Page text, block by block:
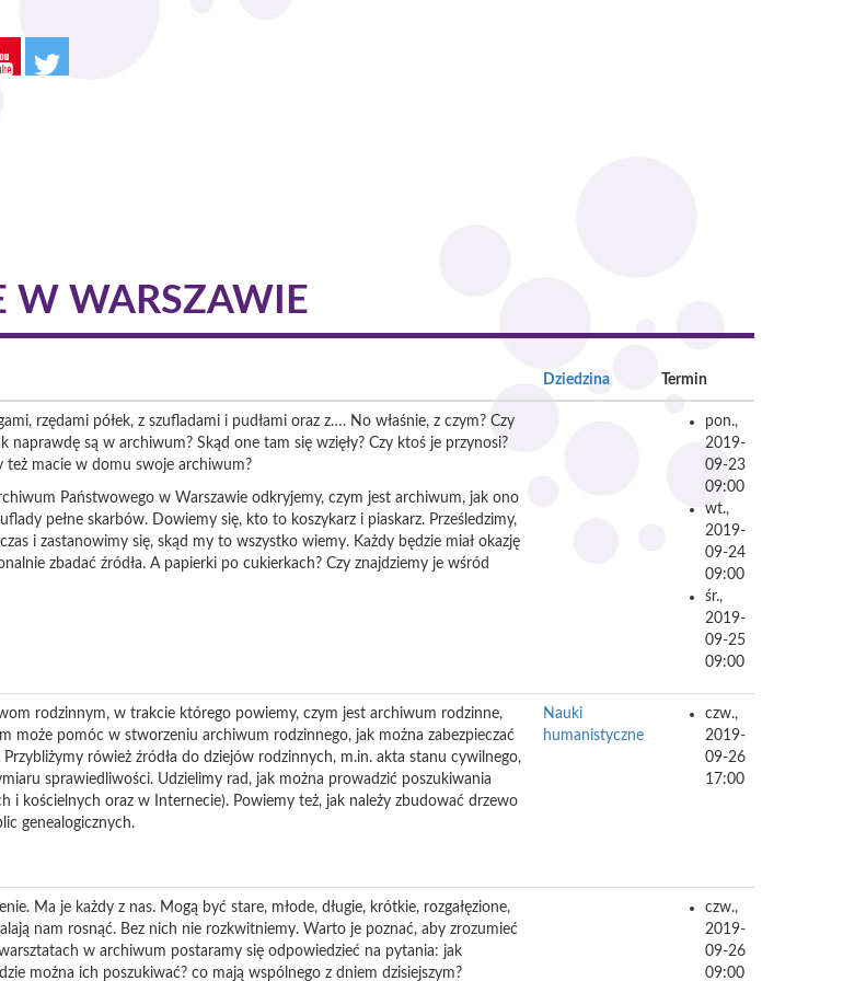
W WARSZAWIE
Dziedzina Termin
rzędami półek, z szufladami i pudłami oraz z…. No właśnie, z czym? Czy
naprawdę są w archiwum? Skąd one tam się wzięły? Czy ktoś je przynosi?
też macie w domu swoje archiwum?
Państwowego w Warszawie odkryjemy, czym jest archiwum, jak ono
pełne skarbów. Dowiemy się, kto to koszykarz i piaskarz. Prześledzimy,
i zastanowimy się, skąd my to wszystko wiemy. Każdy będzie miał okazję
zbadać źródła. A papierki po cukierkach? Czy znajdziemy je wśród
pon.,
2019-
09-23
09:00
wt.,
2019-
09-24
09:00
śr.,
2019-
09-25
09:00
rodzinnym, w trakcie którego powiemy, czym jest archiwum rodzinne,
może pomóc w stworzeniu archiwum rodzinnego, jak można zabezpieczać
rówież źródła do dziejów rodzinnych, m.in. akta stanu cywilnego,
sprawiedliwości. Udzielimy rad, jak można prowadzić poszukiwania
i kościelnych oraz w Internecie). Powiemy też, jak należy zbudować drzewo
genealogicznych.
Nauki
humanistyczne
czw.,
2019-
09-26
17:00
Ma je każdy z nas. Mogą być stare, młode, długie, krótkie, rozgałęzione,
nam rosnąć. Bez nich nie rozkwitniemy. Warto je poznać, aby zrozumieć
w archiwum postaramy się odpowiedzieć na pytania: jak
można ich poszukiwać? co mają wspólnego z dniem dzisiejszym?
czw.,
2019-
09-26
09:00